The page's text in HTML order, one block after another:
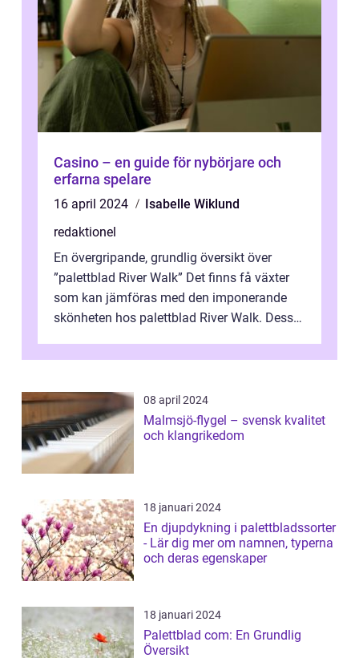
Casino – en guide för nybörjare och
erfarna spelare
16 april 2024
Isabelle Wiklund
redaktionel
En övergripande, grundlig översikt över
”palettblad River Walk” Det finns få växter
som kan jämföras med den imponerande
skönheten hos palettblad River Walk. Dess
08 april 2024
Malmsjö-flygel – svensk kvalitet
och klangrikedom
18 januari 2024
En djupdykning i palettbladssorter
- Lär dig mer om namnen, typerna
och deras egenskaper
18 januari 2024
Palettblad com: En Grundlig
Översikt